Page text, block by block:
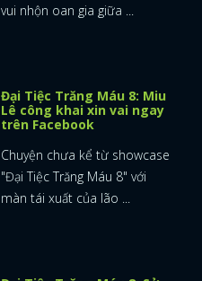
vui nhộn oan gia giữa ...
Đại Tiệc Trăng Máu 8: Miu
Lê công khai xin vai ngay
trên Facebook
Chuyện chưa kể từ showcase
"Đại Tiệc Trăng Máu 8" với
màn tái xuất của lão ...